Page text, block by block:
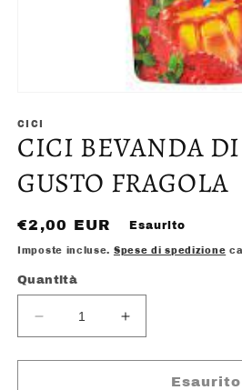
multimediali
1
in
modale
CICI
CICI BEVANDA
GUSTO FRAGOLA
Prezzo
di
€2,00 EUR Esaurito
Imposte incluse. Spese di spedizione
Quantità
Diminuisci
quantità
per
Aumenta
quantità
per
Esaurito